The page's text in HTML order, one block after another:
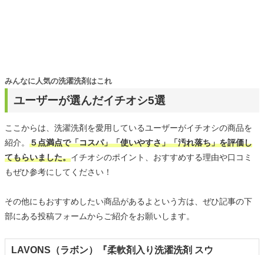
ユーザーが選んだイチオシ5選
みんなに人気の洗濯洗剤はこれ
ここからは、洗濯洗剤を愛用しているユーザーがイチオシの商品を
紹介。 ５点満点で「コスパ」「使いやすさ」「汚れ落ち」を評価し
てもらいました。イチオシのポイント、おすすめする理由や口コミ
もぜひ参考にしてください！
その他にもおすすめしたい商品があるよという方は、ぜひ記事の下
部にある投稿フォームからご紹介をお願いします。
LAVONS（ラボン）『柔軟剤入り洗濯洗剤 スウ